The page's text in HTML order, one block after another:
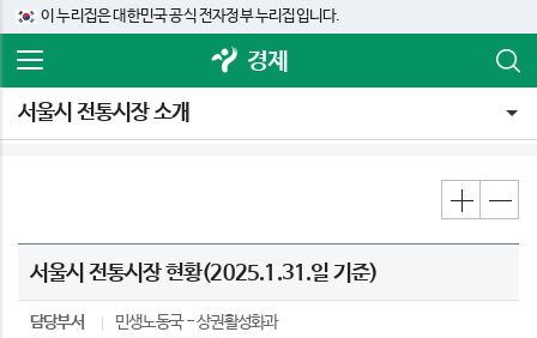
이 누리집은 대한민국 공식 전자정부 누리집입니다.
경제
서울시 전통시장 소개
서울시 전통시장 현황(2025.1.31.일 기준)
담당부서 민생노동국
상권활성화과